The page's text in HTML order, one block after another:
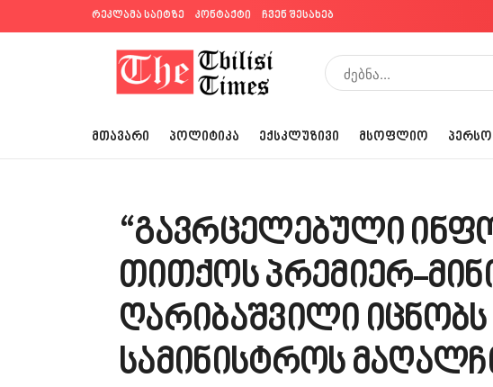
რეკლამა საიტზე კონტაქტი ჩვენ შესახებ
ᲛᲗᲐᲕᲐᲠᲘ ᲞᲝᲚᲘᲢᲘᲙᲐ ᲔᲥᲡᲙᲚᲣᲖᲘᲕᲘ ᲛᲡᲝᲤᲚᲘᲝ
“გავრცელებული
თითქოს პრემიერ-
ღარიბაშვილი
სამინისტროს